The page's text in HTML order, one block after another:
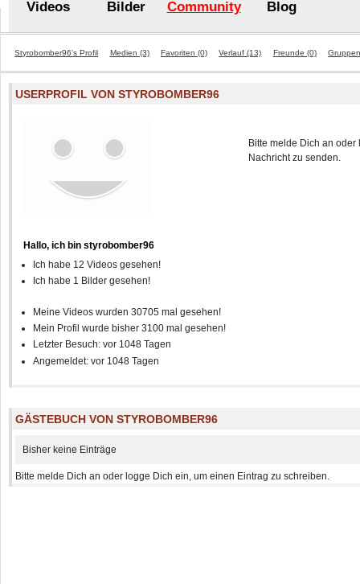
Videos Bilder Community Blog
Styrobomber96's Profil Medien (3) Favoriten (0) Verlauf (13) Freunde (0)
USERPROFIL VON STYROBOMBER96
Hallo, ich bin styrobomber96
Ich habe 12 Videos gesehen!
Ich habe 1 Bilder gesehen!
Meine Videos wurden 30705 mal gesehen!
Mein Profil wurde bisher 3100 mal gesehen!
Letzter Besuch: vor 1048 Tagen
Angemeldet: vor 1048 Tagen
Bitte melde Dich an
Nachricht zu senden.
GÄSTEBUCH VON STYROBOMBER96
Bisher keine Einträge
Bitte melde Dich an oder logge Dich ein, um einen Eintrag zu schreiben.